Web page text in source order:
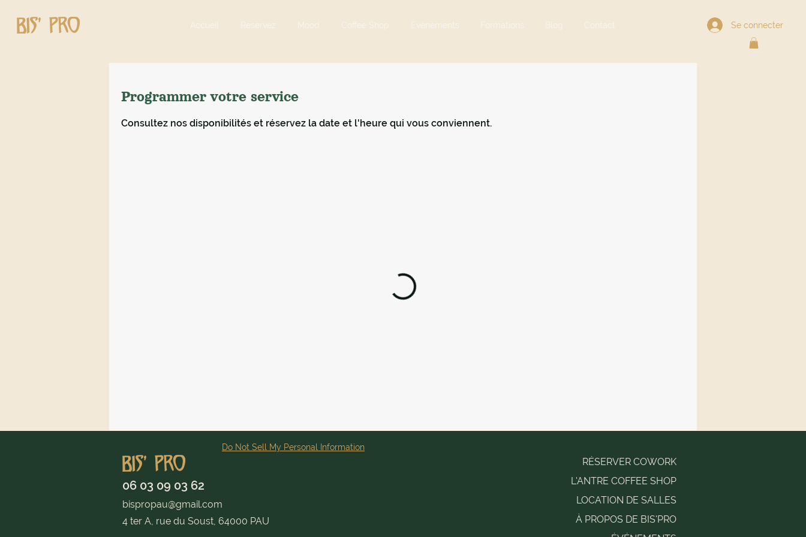
Accueil Reservez Coffee Shop Événements Formations Blog Contact Se connecter
Programmer votre service
Consultez nos disponibilités et réservez la date et l'heure qui vous conviennent.
Do Not Sell My Personal Information
06 03 09 03 62
bispropau@gmail.com
4 ter A, rue du Soust, 64000 PAU
RÉSERVER COWORK
L'ANTRE COFFEE SHOP
LOCATION DE SALLES
À PROPOS DE BIS'PRO